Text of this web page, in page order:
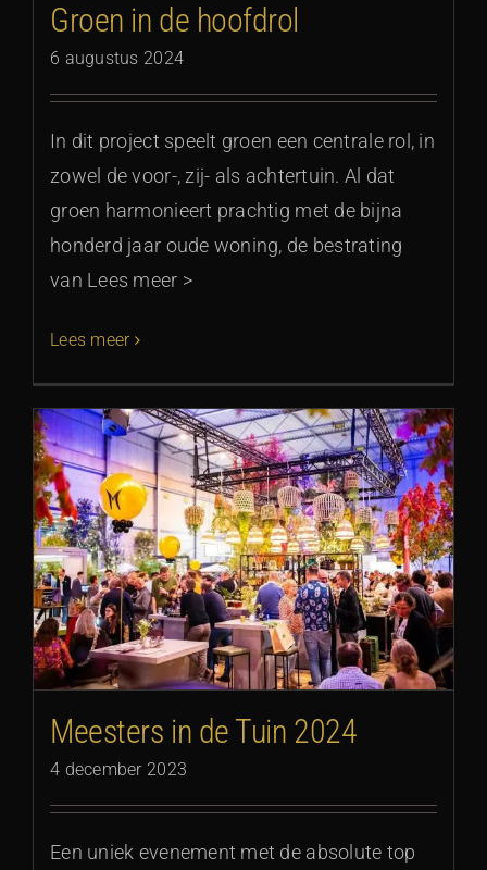
Groen in de hoofdrol
6 augustus 2024
In dit project speelt groen een centrale rol, in
zowel de voor-, zij- als achtertuin. Al dat
groen harmonieert prachtig met de bijna
honderd jaar oude woning, de bestrating
van Lees meer >
Lees meer
Meesters in de Tuin 2024
4 december 2023
Een uniek evenement met de absolute top